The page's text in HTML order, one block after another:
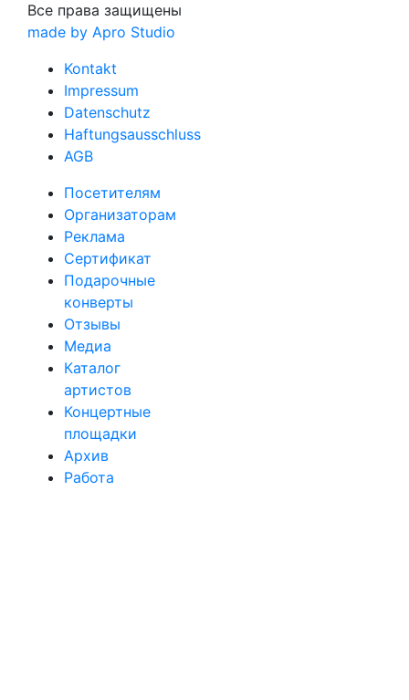
Все права защищены
made by Apro Studio
Kontakt
Impressum
Datenschutz
Haftungsausschluss
AGB
Посетителям
Организаторам
Реклама
Сертификат
Подарочные
конверты
Отзывы
Медиа
Каталог
артистов
Концертные
площадки
Архив
Работа